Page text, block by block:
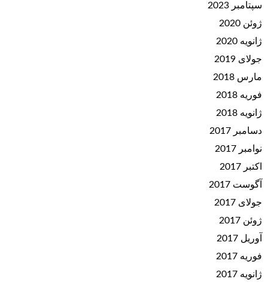
سپتامبر 2023
ژوئن 2020
ژانویه 2020
جولای 2019
مارس 2018
فوریه 2018
ژانویه 2018
دسامبر 2017
نوامبر 2017
اکتبر 2017
آگوست 2017
جولای 2017
ژوئن 2017
آوریل 2017
فوریه 2017
ژانویه 2017